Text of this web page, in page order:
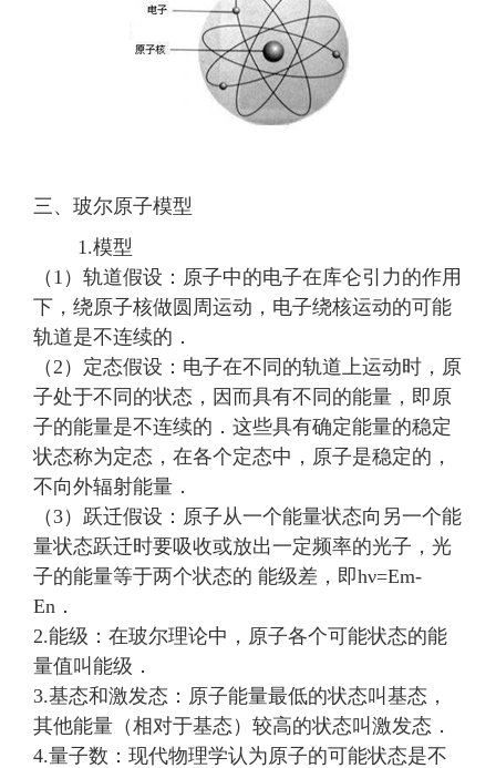
三、玻尔原子模型
1.模型
（1）轨道假设：原子中的电子在库仑引力的作用
下，绕原子核做圆周运动，电子绕核运动的可能
轨道是不连续的．
（2）定态假设：电子在不同的轨道上运动时，原
子处于不同的状态，因而具有不同的能量，即原
子的能量是不连续的．这些具有确定能量的稳定
状态称为定态，在各个定态中，原子是稳定的，
不向外辐射能量．
（3）跃迁假设：原子从一个能量状态向另一个能
量状态跃迁时要吸收或放出一定频率的光子，光
子的能量等于两个状态的 能级差，即hν=Em-
En．
2.能级：在玻尔理论中，原子各个可能状态的能
量值叫能级．
3.基态和激发态：原子能量最低的状态叫基态，
其他能量（相对于基态）较高的状态叫激发态．
4.量子数：现代物理学认为原子的可能状态是不